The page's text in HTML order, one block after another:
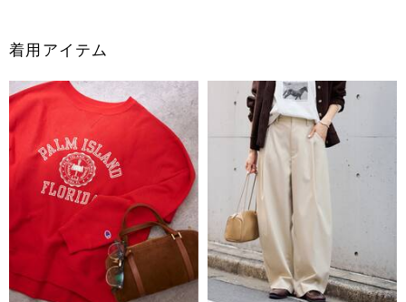
着用アイテム